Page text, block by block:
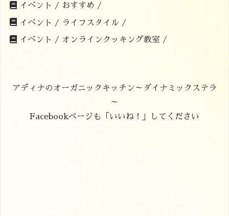
イベント / おすすめ /
イベント / ライフスタイル /
イベント / オンラインクッキング教室 /
アディナのオーガニックキッチン～ダイナミックステラ
～
Facebookページも「いいね！」してください